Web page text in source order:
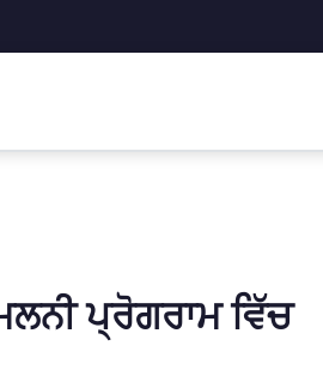
ਪ੍ਰੋਗਰਾਮ ਵਿੱਚ